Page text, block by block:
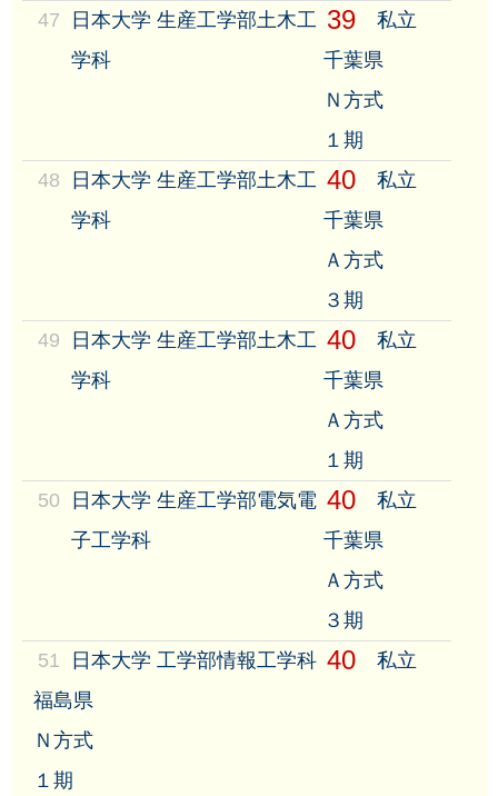
47
日本大学 生産工学部土木工
学科
39
私立
千葉県
Ｎ方式
１期
48
日本大学 生産工学部土木工
学科
40
私立
千葉県
Ａ方式
３期
49
日本大学 生産工学部土木工
学科
40
私立
千葉県
Ａ方式
１期
50
日本大学 生産工学部電気電
子工学科
40
私立
千葉県
Ａ方式
３期
51
日本大学 工学部情報工学科 40
私立
福島県
Ｎ方式
１期